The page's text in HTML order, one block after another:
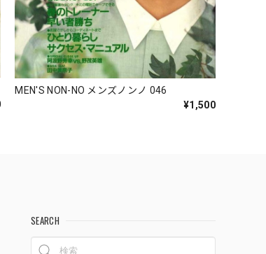
MEN'S NON-NO メンズノンノ 046
¥1,500
SEARCH